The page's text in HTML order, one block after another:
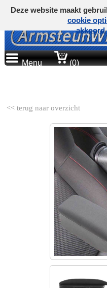
Menu (0)
<< terug naar overzicht
Deze website maakt
cookie
akkoord